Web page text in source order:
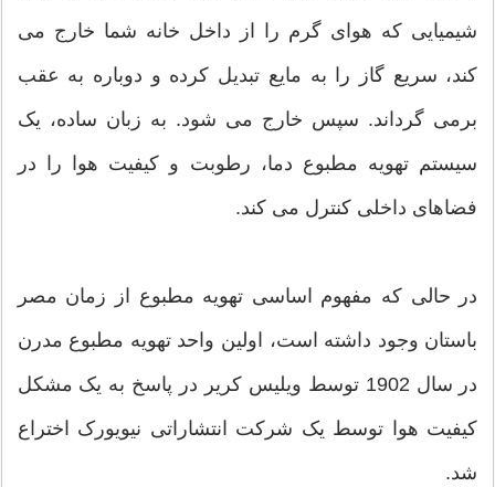
شیمیایی که هوای گرم را از داخل خانه شما خارج می
کند، سریع گاز را به مایع تبدیل کرده و دوباره به عقب
برمی گرداند. سپس خارج می شود. به زبان ساده، یک
سیستم تهویه مطبوع دما، رطوبت و کیفیت هوا را در
فضاهای داخلی کنترل می کند.
در حالی که مفهوم اساسی تهویه مطبوع از زمان مصر
باستان وجود داشته است، اولین واحد تهویه مطبوع مدرن
در سال 1902 توسط ویلیس کریر در پاسخ به یک مشکل
کیفیت هوا توسط یک شرکت انتشاراتی نیویورک اختراع
شد.